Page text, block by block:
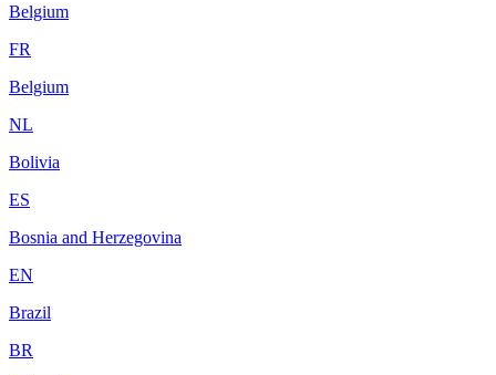
Belgium
FR
Belgium
NL
Bolivia
ES
Bosnia and Herzegovina
EN
Brazil
BR